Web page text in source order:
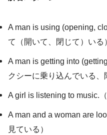
A man is using (opening,
て（開いて、閉じて）いる）
A man is getting into
クシーに乗り込んでいる、
A girl is listening to music.
A man and a woman are
見ている）